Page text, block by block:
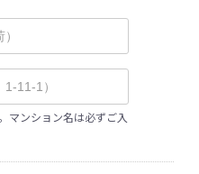
マンション名は必ずご入